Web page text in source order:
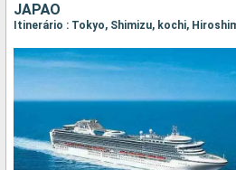
JAPÃO
Itinerário : Tokyo, Shimizu, kochi,